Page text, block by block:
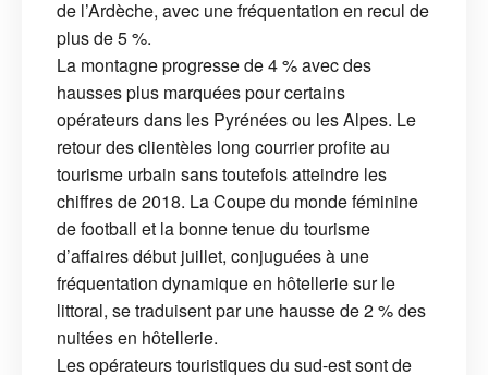
de l’Ardèche, avec une fréquentation en recul de
plus de 5 %.
La montagne progresse de 4 % avec des
hausses plus marquées pour certains
opérateurs dans les Pyrénées ou les Alpes. Le
retour des clientèles long courrier profite au
tourisme urbain sans toutefois atteindre les
chiffres de 2018. La Coupe du monde féminine
de football et la bonne tenue du tourisme
d’affaires début juillet, conjuguées à une
fréquentation dynamique en hôtellerie sur le
littoral, se traduisent par une hausse de 2 % des
nuitées en hôtellerie.
Les opérateurs touristiques du sud-est sont de